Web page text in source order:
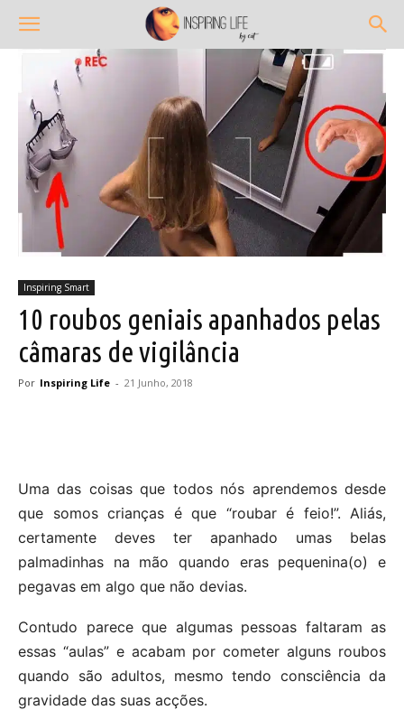
Inspiring Smart
10 roubos geniais apanhados pelas
câmaras de vigilância
Por Inspiring Life - 21 Junho, 2018
Uma das coisas que todos nós aprendemos desde
que somos crianças é que “roubar é feio!”. Aliás,
certamente deves ter apanhado umas belas
palmadinhas na mão quando eras pequenina(o) e
pegavas em algo que não devias.
Contudo parece que algumas pessoas faltaram as
essas “aulas” e acabam por cometer alguns roubos
quando são adultos, mesmo tendo consciência da
gravidade das suas acções.